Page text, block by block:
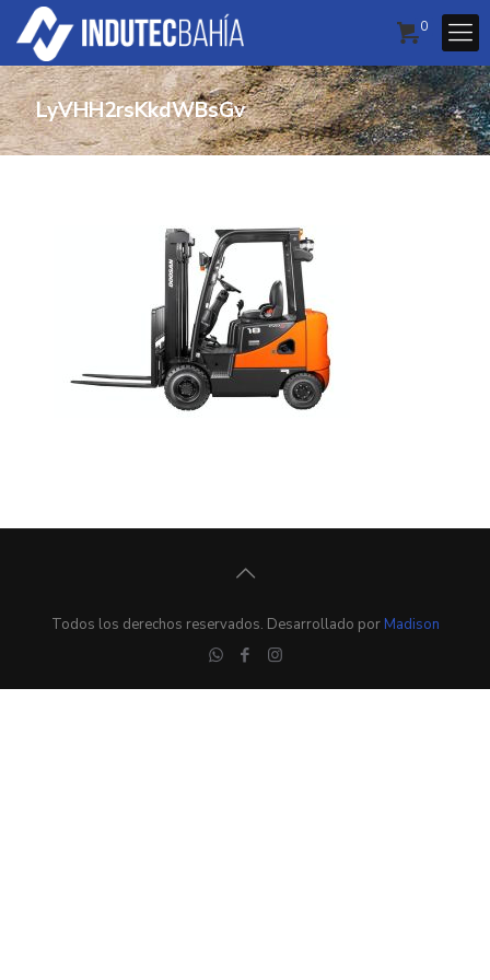
0
LyVHH2rsKkdWBsGv
Todos los derechos reservados. Desarrollado por Madison